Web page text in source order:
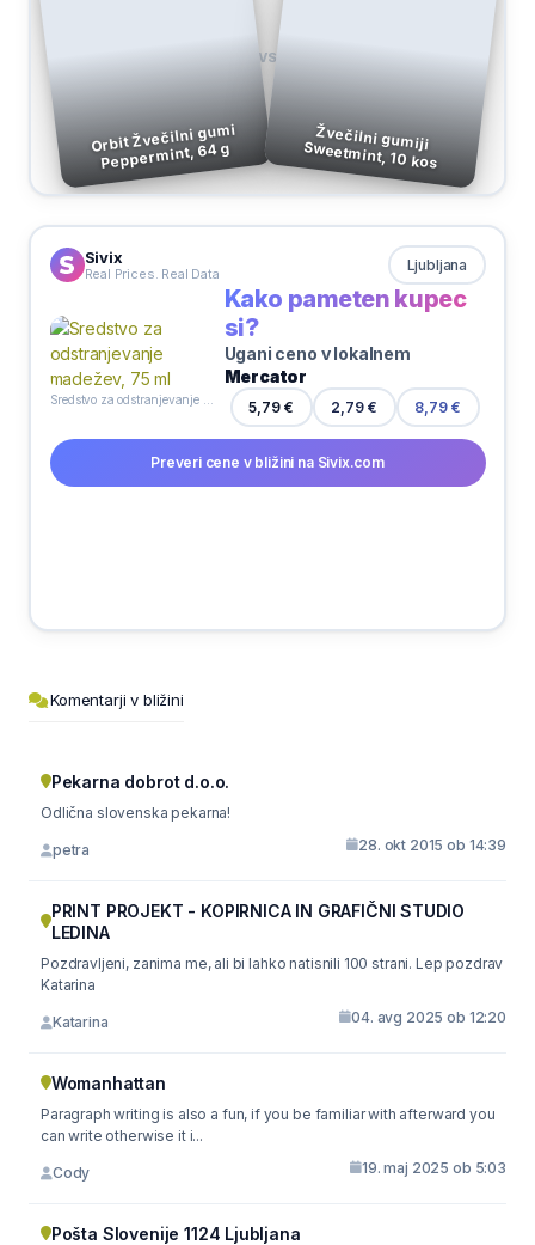
Orbit Žvečilni gumi
Peppermint, 64 g
VS
Žvečilni gumiji
Sweetmint, 10 kos
Sivix
Real Prices. Real Data Ljubljana
Kako pameten kupec
si?
Ugani ceno v lokalnem
Mercator
5,79 € 2,79 € 8,79 €
Preveri cene v bližini na Sivix.com
Komentarji v bližini
Pekarna dobrot d.o.o.
Odlična slovenska pekarna!
petra 28. okt 2015 ob 14:39
PRINT PROJEKT - KOPIRNICA IN GRAFIČNI STUDIO
LEDINA
Pozdravljeni, zanima me, ali bi lahko natisnili 100 strani. Lep pozdrav
Katarina
Katarina 04. avg 2025 ob 12:20
Womanhattan
Paragraph writing is also a fun, if you be familiar with afterward you
can write otherwise it i...
Cody 19. maj 2025 ob 5:03
Pošta Slovenije 1124 Ljubljana